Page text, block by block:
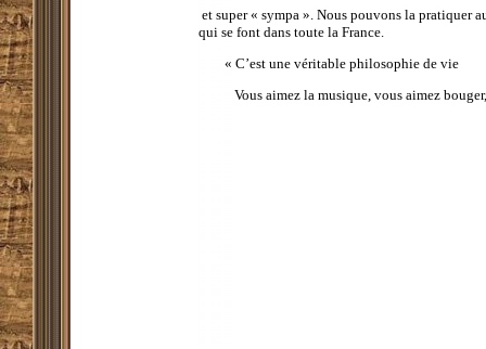
et super « sympa ». Nous pouvons la pratiquer
qui se font dans toute la France.
« C’est une véritable philosophie de vie
Vous aimez la musique, vous aimez bouger,